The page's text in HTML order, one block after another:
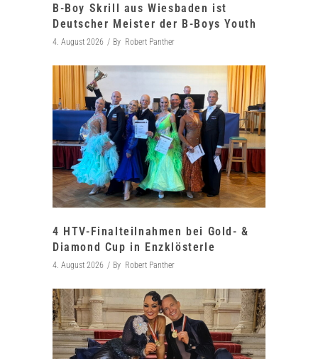
B-Boy Skrill aus Wiesbaden ist
Deutscher Meister der B-Boys Youth
4. August 2026 By Robert Panther
4 HTV-Finalteilnahmen bei Gold- &
Diamond Cup in Enzklösterle
4. August 2026 By Robert Panther